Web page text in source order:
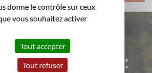
informé :
donne le contrôle sur ceux
vous souhaitez activer
Tout accepter
Tout refuser